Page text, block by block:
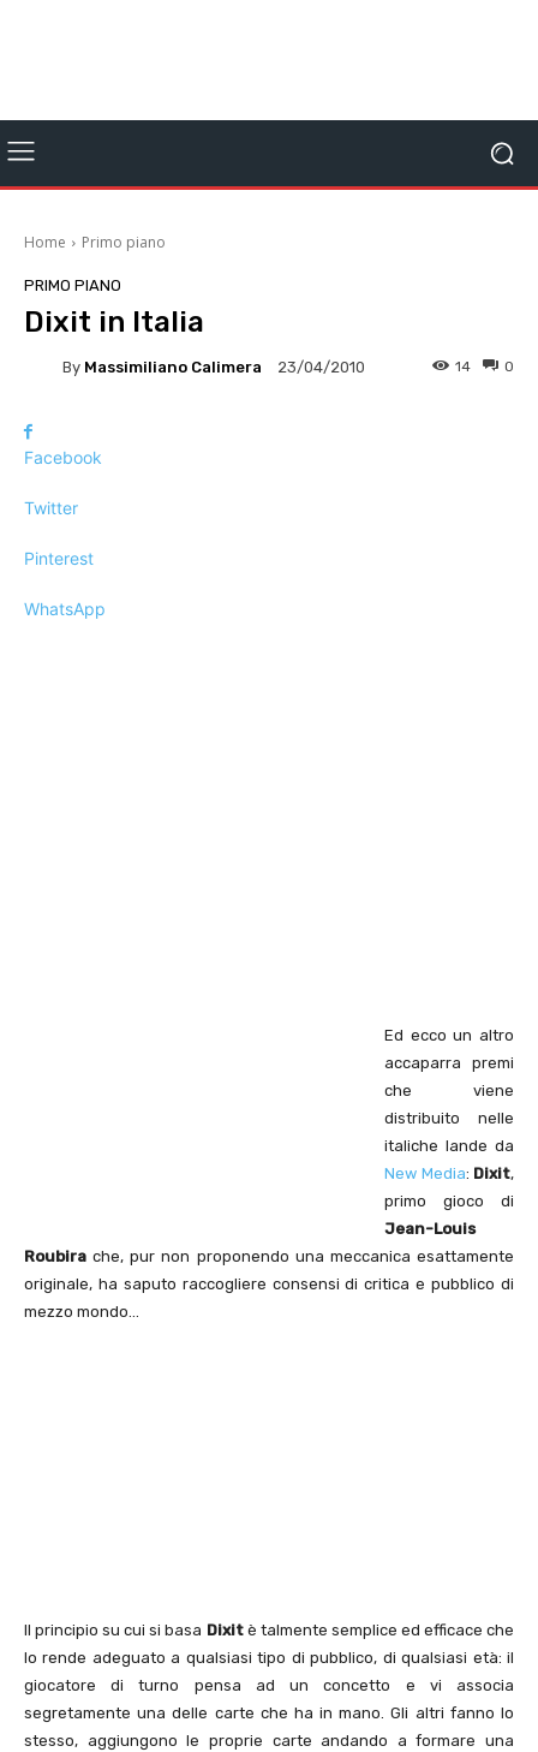
Home Primo piano
PRIMO PIANO
Dixit in Italia
By Massimiliano Calimera 23/04/2010 0
14
Facebook
Twitter
Pinterest
WhatsApp
Ed ecco un altro
accaparra premi
che viene
distribuito nelle
italiche lande da
New Media: Dixit,
primo gioco di
Jean-Louis
Roubira che, pur non proponendo una meccanica esattamente
originale, ha saputo raccogliere consensi di critica e pubblico di
mezzo mondo…
Il principio su cui si basa Dixitè talmente semplice ed efficace che
lo rende adeguato a qualsiasi tipo di pubblico, di qualsiasi età: il
giocatore di turno pensa ad un concetto e vi associa
segretamente una delle carte che ha in mano. Gli altri fanno lo
stesso, aggiungono le proprie carte andando a formare una